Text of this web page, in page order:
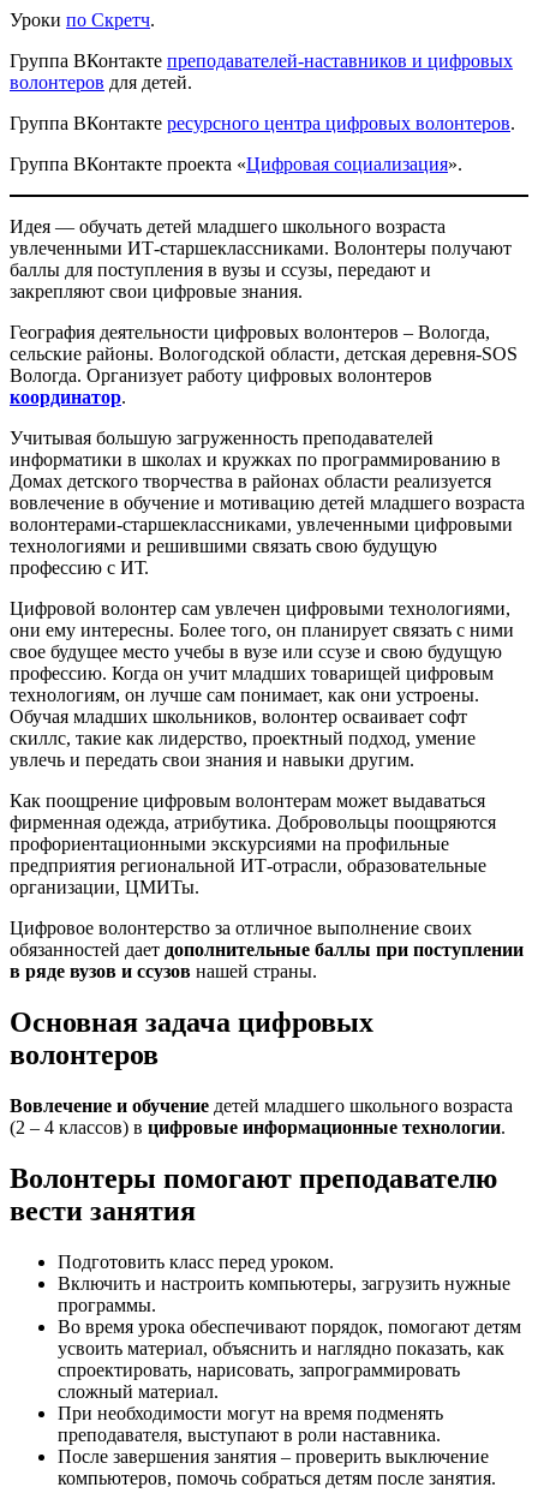
Уроки по Скретч.
Группа ВКонтакте преподавателей-наставников и цифровых
волонтеров для детей.
Группа ВКонтакте ресурсного центра цифровых волонтеров.
Группа ВКонтакте проекта «Цифровая социализация».
Идея — обучать детей младшего школьного возраста
увлеченными ИТ-старшеклассниками. Волонтеры получают
баллы для поступления в вузы и ссузы, передают и
закрепляют свои цифровые знания.
География деятельности цифровых волонтеров – Вологда,
сельские районы. Вологодской области, детская деревня-SOS
Вологда. Организует работу цифровых волонтеров
координатор.
Учитывая большую загруженность преподавателей
информатики в школах и кружках по программированию в
Домах детского творчества в районах области реализуется
вовлечение в обучение и мотивацию детей младшего возраста
волонтерами-старшеклассниками, увлеченными цифровыми
технологиями и решившими связать свою будущую
профессию с ИТ.
Цифровой волонтер сам увлечен цифровыми технологиями,
они ему интересны. Более того, он планирует связать с ними
свое будущее место учебы в вузе или ссузе и свою будущую
профессию. Когда он учит младших товарищей цифровым
технологиям, он лучше сам понимает, как они устроены.
Обучая младших школьников, волонтер осваивает софт
скиллс, такие как лидерство, проектный подход, умение
увлечь и передать свои знания и навыки другим.
Как поощрение цифровым волонтерам может выдаваться
фирменная одежда, атрибутика. Добровольцы поощряются
профориентационными экскурсиями на профильные
предприятия региональной ИТ-отрасли, образовательные
организации, ЦМИТы.
Цифровое волонтерство за отличное выполнение своих
обязанностей дает дополнительные баллы при поступлении
в ряде вузов и ссузов нашей страны.
Основная задача цифровых
волонтеров
Вовлечение и обучение детей младшего школьного возраста
(2 – 4 классов) в цифровые информационные технологии.
Волонтеры помогают преподавателю
вести занятия
Подготовить класс перед уроком.
Включить и настроить компьютеры, загрузить нужные
программы.
Во время урока обеспечивают порядок, помогают детям
усвоить материал, объяснить и наглядно показать, как
спроектировать, нарисовать, запрограммировать
сложный материал.
При необходимости могут на время подменять
преподавателя, выступают в роли наставника.
После завершения занятия – проверить выключение
компьютеров, помочь собраться детям после занятия.